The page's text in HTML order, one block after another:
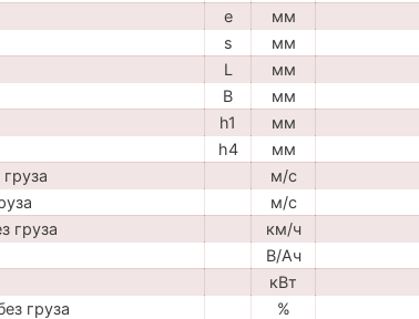
e мм
s мм
L мм
B мм
h1 мм
h4 мм
м/с
м/с
груза
км/ч
В/Ач
кВт
груза
%